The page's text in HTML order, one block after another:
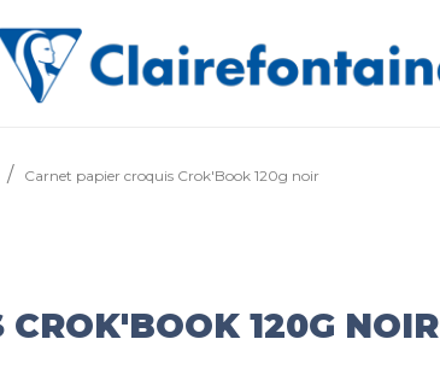
Carnet papier croquis Crok'Book 120g noir
120G NOIR